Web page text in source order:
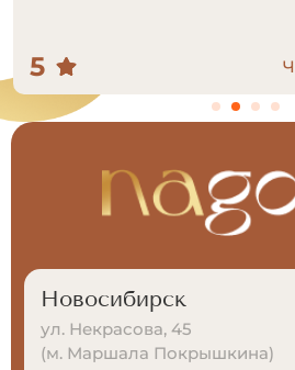
5
Новосибирск
ул. Некрасова, 45
(м. Маршала Покрышкина)